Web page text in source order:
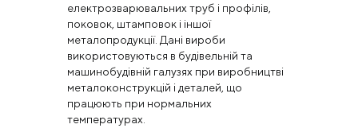
електрозварювальних труб і профілів,
поковок, штамповок і іншої
металопродукції. Дані вироби
використовуються в будівельній та
машинобудівній галузях при виробництві
металоконструкцій і деталей, що
працюють при нормальних
температурах.